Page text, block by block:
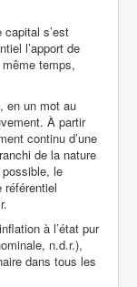
capital s’est
l’apport de
temps,
un mot au
À partir
continu d’une
de la nature
le
à l’état pur
n.d.r.),
dans tous les